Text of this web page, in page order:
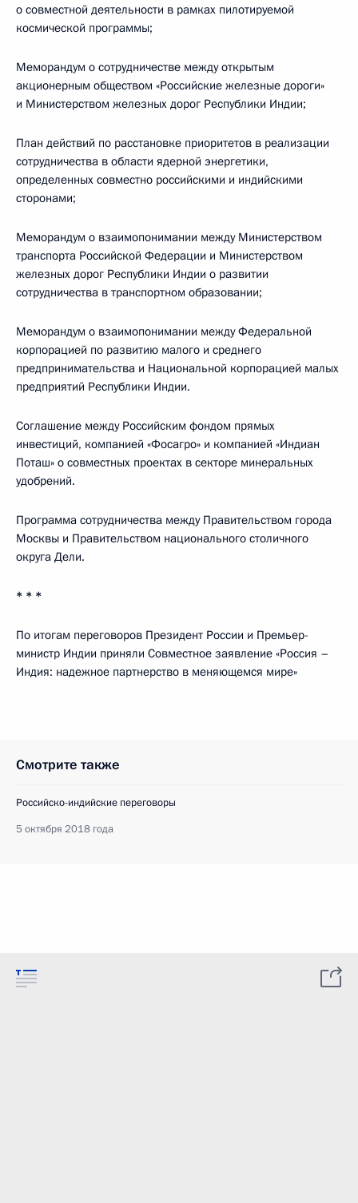
о совместной деятельности в рамках пилотируемой
космической программы;
Меморандум о сотрудничестве между открытым
акционерным обществом «Российские железные дороги»
и Министерством железных дорог Республики Индии;
План действий по расстановке приоритетов в реализации
сотрудничества в области ядерной энергетики,
определенных совместно российскими и индийскими
сторонами;
Меморандум о взаимопонимании между Министерством
транспорта Российской Федерации и Министерством
железных дорог Республики Индии о развитии
сотрудничества в транспортном образовании;
Меморандум о взаимопонимании между Федеральной
корпорацией по развитию малого и среднего
предпринимательства и Национальной корпорацией малых
предприятий Республики Индии.
Соглашение между Российским фондом прямых
инвестиций, компанией «Фосагро» и компанией «Индиан
Поташ» о совместных проектах в секторе минеральных
удобрений.
Программа сотрудничества между Правительством города
Москвы и Правительством национального столичного
округа Дели.
* * *
По итогам переговоров Президент России и Премьер-
министр Индии приняли Совместное заявление «Россия –
Индия: надежное партнерство в меняющемся мире»
Смотрите также
Российско-индийские переговоры
5 октября 2018 года